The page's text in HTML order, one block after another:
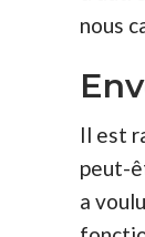
nous
Il est
peut-
a